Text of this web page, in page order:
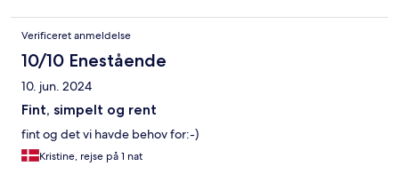
Verificeret anmeldelse
10/10 Enestående
10. jun. 2024
Fint, simpelt og rent
fint og det vi havde behov for:-)
Kristine, rejse på 1 nat